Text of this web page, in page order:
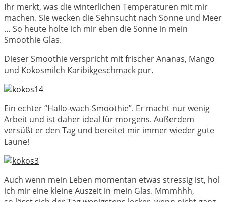
Ihr merkt, was die winterlichen Temperaturen mit mir
machen. Sie wecken die Sehnsucht nach Sonne und Meer
… So heute holte ich mir eben die Sonne in mein
Smoothie Glas.
Dieser Smoothie verspricht mit frischer Ananas, Mango
und Kokosmilch Karibikgeschmack pur.
Ein echter “Hallo-wach-Smoothie”. Er macht nur wenig
Arbeit und ist daher ideal für morgens. Außerdem
versüßt er den Tag und bereitet mir immer wieder gute
Laune!
Auch wenn mein Leben momentan etwas stressig ist, hol
ich mir eine kleine Auszeit in mein Glas. Mmmhhh,